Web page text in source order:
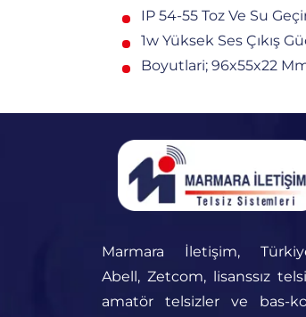
IP 54-55 Toz Ve Su
1w Yüksek Ses Çıkış
Boyutlari; 96x55x22
Marmara İletişim,
Abell, Zetcom, lisanssız
amatör telsizler ve bas-